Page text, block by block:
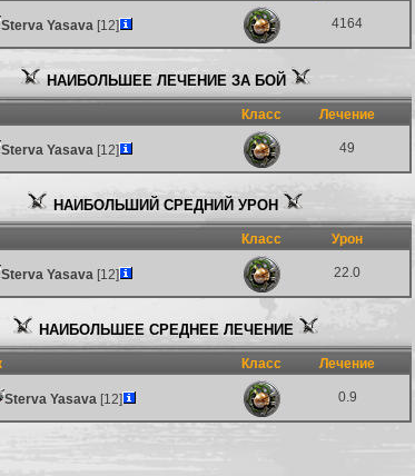
Sterva Yasava [12] 4164
НАИБОЛЬШЕЕ ЛЕЧЕНИЕ ЗА БОЙ
Класс Лечение
Sterva Yasava [12] 49
НАИБОЛЬШИЙ СРЕДНИЙ УРОН
Класс Урон
Sterva Yasava [12] 22.0
НАИБОЛЬШЕЕ СРЕДНЕЕ ЛЕЧЕНИЕ
Класс Лечение
Sterva Yasava [12] 0.9